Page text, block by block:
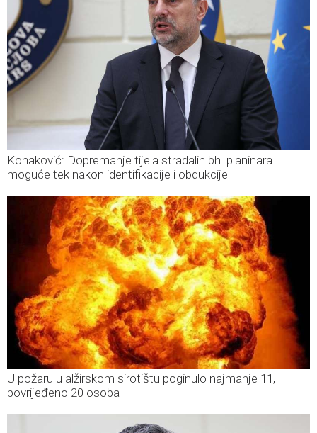
Konaković: Dopremanje tijela stradalih bh. planinara
moguće tek nakon identifikacije i obdukcije
U požaru u alžirskom sirotištu poginulo najmanje 11,
povrijeđeno 20 osoba